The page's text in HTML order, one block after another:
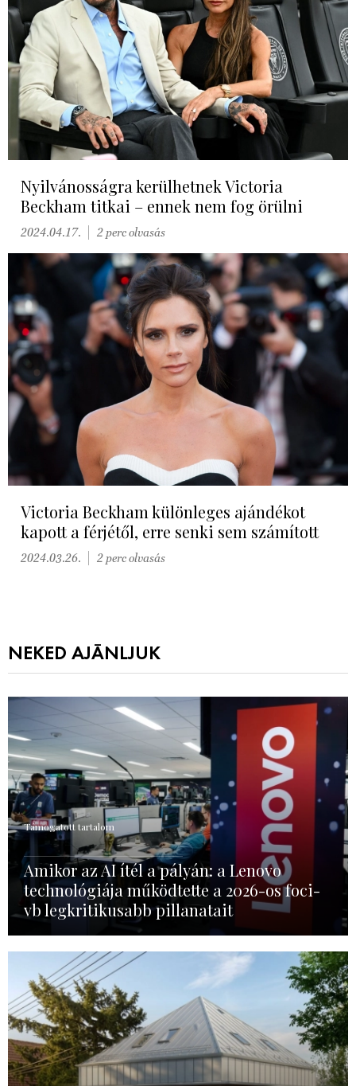
Nyilvánosságra kerülhetnek Victoria
Beckham titkai – ennek nem fog örülni
2024.04.17. 2 perc olvasás
Victoria Beckham különleges ajándékot
kapott a férjétől, erre senki sem számított
2024.03.26. 2 perc olvasás
NEKED AJÁNLJUK
Támogatott tartalom
Amikor az AI ítél a pályán: a Lenovo
technológiája működtette a 2026-os foci-
vb legkritikusabb pillanatait